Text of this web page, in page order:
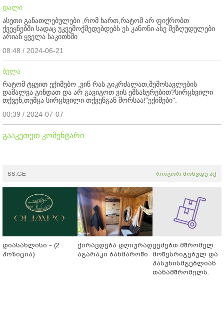
დალი
ასეთი განათლებულები ,რომ ხართ,რატომ არ ფიქრობთ
ქვეყნებში სადაც უკვემოქმედებდებს ეს კანონი ასე შეზღუდულები
არიან ყველა საკითხში
08:48 / 2024-06-21
ბელა
რატომ ტყუით ექიმებო ,ვინ რას გიკრძალათ,შემოსავლების
დამალვა გინდათ და არ გავიგოთ ვის ემსახურებით?სირცხვილი
თქვენ,თუმცა სირცხვილი თქვენგან შორსაა!"ექიმები".
00:39 / 2024-07-07
გააკეთეთ კომენტარი
SS.GE როგორ მოხვდე აქ
დიასახლისი - (2
პოზიცია)
ქირავდება დღიურად
აგარაკი ბახმაროში
ვეძებთ მშრომელ.
მოწესრიგებულ და
პასუხისმგებლიან
თანამშრომელს.